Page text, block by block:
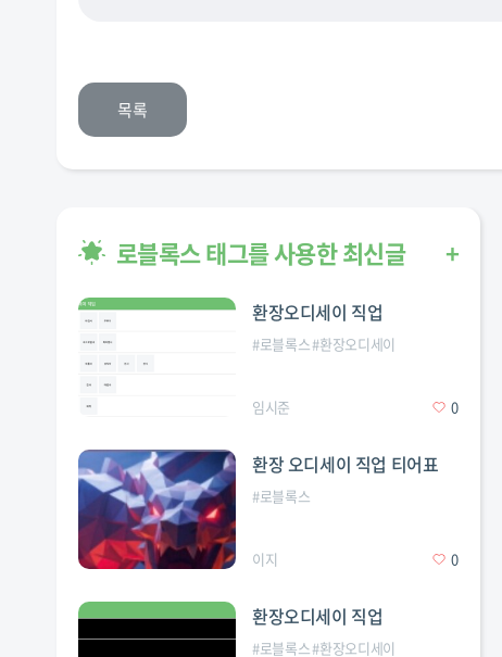
목록
로블록스 태그를 사용한 최신글 +
환장오디세이 직업
#로블록스#환장오디세이
임시준 0
환장 오디세이 직업 티어표
#로블록스
이지 0
환장오디세이 직업
#로블록스#환장오디세이